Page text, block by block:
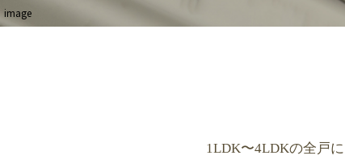
image
1LDK〜4LDKの全戸に